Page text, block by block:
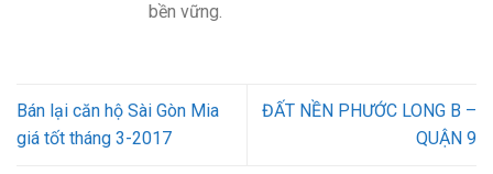
bền vững.
Bán lại căn hộ Sài Gòn Mia
giá tốt tháng 3-2017
ĐẤT NỀN PHƯỚC LONG B –
QUẬN 9